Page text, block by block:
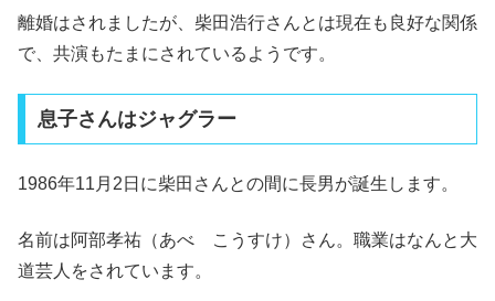
離婚はされましたが、柴田浩行さんとは現在も良好な関係
で、共演もたまにされているようです。
息子さんはジャグラー
1986年11月2日に柴田さんとの間に長男が誕生します。
名前は阿部孝祐（あべ こうすけ）さん。職業はなんと大
道芸人をされています。